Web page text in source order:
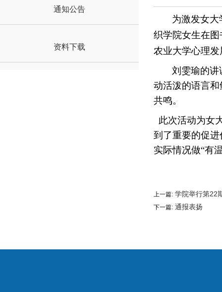
通知公告
资料下载
为激发女大
织学院女生在
农业大学心理
刘雯瑜的讲
动活泼的语言
共鸣。
此次活动为女
到了重要的促
实际情况做“有
上一篇: 学院举行第22
下一篇: 通报表扬